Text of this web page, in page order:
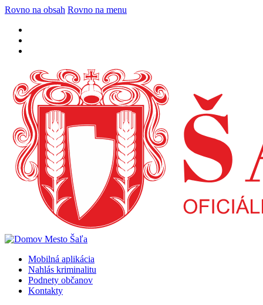
Rovno na obsah Rovno na menu
Mobilná aplikácia
Nahlás kriminalitu
Podnety občanov
Kontakty